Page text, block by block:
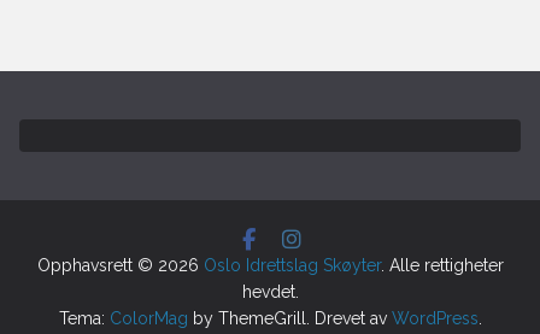
Opphavsrett © 2026 Oslo Idrettslag Skøyter. Alle rettigheter
hevdet.
Tema: ColorMag by ThemeGrill. Drevet av WordPress